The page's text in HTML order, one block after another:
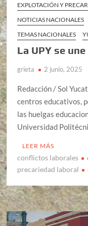
EXPLOTACIÓN Y
NOTICIAS NACIONALES
TEMAS NACIONALES
La UPY se
grieta 2 junio, 2025
Redacción / Sol
centros educativos,
las huelgas
Universidad
LEER MÁS
conflictos laborales
precariedad laboral